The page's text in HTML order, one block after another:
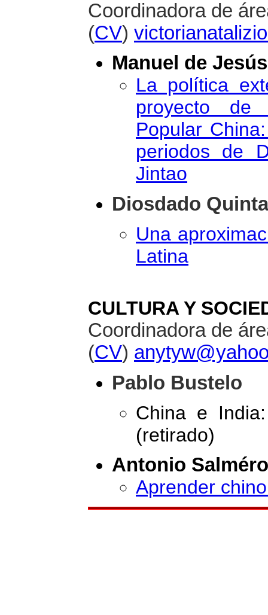
Coordinadora de
(CV)
Manuel de
La política
proyecto de
Popular
periodos de
Jintao
Diosdado
Una
Latina
CULTURA Y
Coordinadora de
(CV)
Pablo Bustelo
China e
(retirado)
Antonio
Aprender